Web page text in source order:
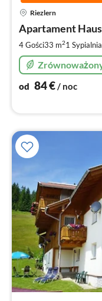
Riezlern
Apartament
4 Gości33 m21
od 84€/ noc